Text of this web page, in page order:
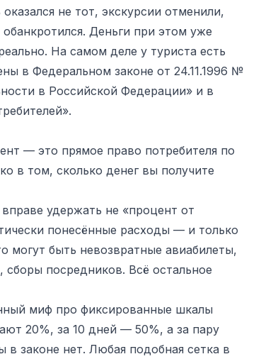
не тот, экскурсии отменили,
Деньги при этом уже
На самом деле у туриста есть
в Федеральном законе от 24.11.1996 №
в Российской Федерации» и в
— это прямое право потребителя по
в том, сколько денег вы получите
удержать не «процент от
понесённые расходы — и только
быть невозвратные авиабилеты,
сборы посредников. Всё остальное
миф про фиксированные шкалы
20%, за 10 дней — 50%, а за пару
законе нет. Любая подобная сетка в